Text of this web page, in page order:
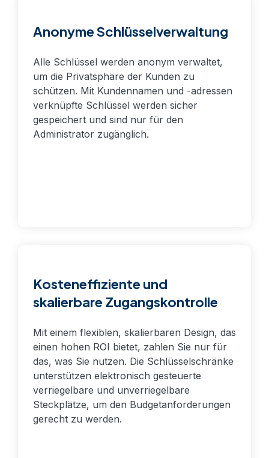
Anonyme Schlüsselverwaltung
Alle Schlüssel werden anonym verwaltet,
um die Privatsphäre der Kunden zu
schützen. Mit Kundennamen und -adressen
verknüpfte Schlüssel werden sicher
gespeichert und sind nur für den
Administrator zugänglich.
Kosteneffiziente und
skalierbare Zugangskontrolle
Mit einem flexiblen, skalierbaren Design, das
einen hohen ROI bietet, zahlen Sie nur für
das, was Sie nutzen. Die Schlüsselschränke
unterstützen elektronisch gesteuerte
verriegelbare und unverriegelbare
Steckplätze, um den Budgetanforderungen
gerecht zu werden.